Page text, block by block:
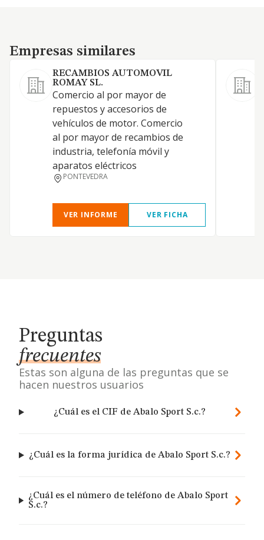
Empresas similares
Empresas similares
RECAMBIOS AUTOMOVIL
ROMAY SL.
Comercio al por mayor de
repuestos y accesorios de
vehículos de motor. Comercio
al por mayor de recambios de
industria, telefonía móvil y
aparatos eléctricos
PONTEVEDRA
VER INFORME VER FICHA
Preguntas
frecuentes
Estas son alguna de las preguntas que se
hacen nuestros usuarios
¿Cuál es el CIF de Abalo Sport S.c.?
¿Cuál es la forma jurídica de Abalo Sport S.c.?
¿Cuál es el número de teléfono de Abalo Sport
S.c.?